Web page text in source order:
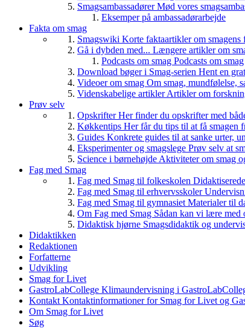
SmagsambassadørerMød vores
Eksemper på ambassadørarbejde
Fakta om smag
Smagswiki Korte faktaartikler om smagens
Gå i dybden med... Længere artikler om
Podcasts om smag Podcasts om smag
Download bøger i Smag-serien Hent en
Videoer om smag Om smag, mundfølelse,
Videnskabelige artiklerArtikler om
Prøv selv
OpskrifterHer finder du opskrifter med
Køkkentips Her får du tips til at få smagen
Guides Konkrete guides til at sanke urter,
Eksperimenter og smagslege Prøv selv at
Science i børnehøjde Aktiviteter om smag
Fag med Smag
Fag med Smag til folkeskolen
Fag med Smag til erhvervsskoler
Fag med Smag til gymnasiet Materialer til
Om Fag med Smag Sådan kan vi lære med
Didaktisk hjørne Smagsdidaktik og
Didaktikken
Redaktionen
Forfatterne
Udvikling
Smag for Livet
GastroLabCollege Klimaundervisning i
Kontakt Kontaktinformationer for Smag for Livet og
Om Smag for Livet
Søg